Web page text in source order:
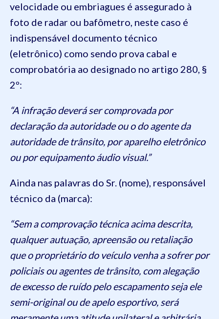
velocidade ou embriagues é assegurado à
foto de radar ou bafômetro, neste caso é
indispensável documento técnico
(eletrônico) como sendo prova cabal e
comprobatória ao designado no artigo 280, §
2º:
“A infração deverá ser comprovada por
declaração da autoridade ou o do agente da
autoridade de trânsito, por aparelho eletrônico
ou por equipamento áudio visual.”
Ainda nas palavras do Sr. (nome), responsável
técnico da (marca):
“Sem a comprovação técnica acima descrita,
qualquer autuação, apreensão ou retaliação
que o proprietário do veículo venha a sofrer por
policiais ou agentes de trânsito, com alegação
de excesso de ruído pelo escapamento seja ele
semi-original ou de apelo esportivo, será